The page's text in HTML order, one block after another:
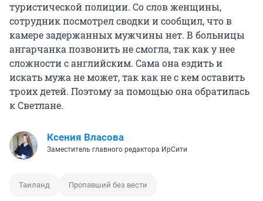
туристической полиции. Со слов женщины,
сотрудник посмотрел сводки и сообщил, что в
камере задержанных мужчины нет. В больницы
ангарчанка позвонить не смогла, так как у нее
сложности с английским. Сама она ездить и
искать мужа не может, так как не с кем оставить
троих детей. Поэтому за помощью она обратилась
к Светлане.
Ксения Власова
Заместитель главного редактора ИрСити
Таиланд Пропавший без вести